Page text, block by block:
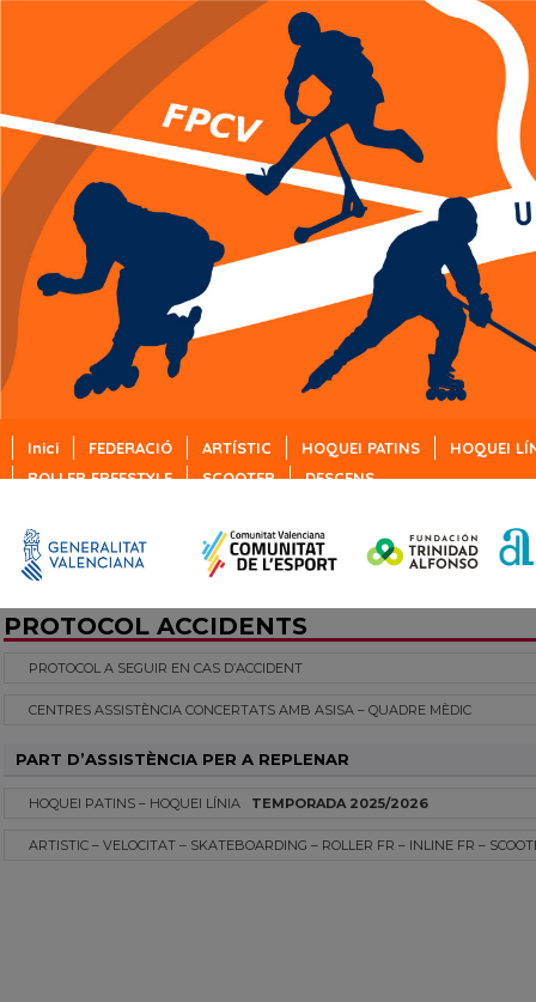
Inici FEDERACIÓ ARTÍSTIC HOQUEI PATINS
HOQUEI
ROLLER FREESTYLE
SCOOTER DESCENS
PROTOCOL ACCIDENTS
PROTOCOL A SEGUIR EN CAS D’ACCIDENT
CENTRES ASSISTÈNCIA CONCERTATS AMB ASISA – QUADRE MÈDIC
PART D’ASSISTÈNCIA PER A REPLENAR
HOQUEI PATINS – HOQUEI LÍNIA TEMPORADA 2025/2026
ARTISTIC – VELOCITAT – SKATEBOARDING – ROLLER FR – INLINE FR –